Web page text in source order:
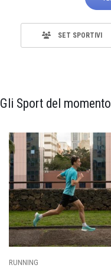
SET SPORTIVI
Gli Sport del momento